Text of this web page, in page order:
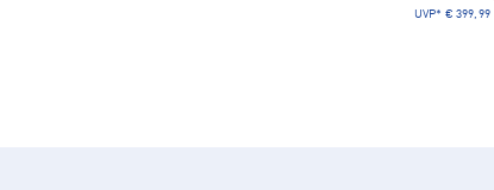
UVP* € 399,99